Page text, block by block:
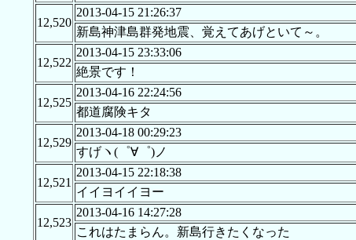
12,520
2013-04-15 21:26:37
新島神津島群発地震、覚えてあげといて～。
12,522
2013-04-15 23:33:06
絶景です！
12,525
2013-04-16 22:24:56
都道腐険キタ
12,529
2013-04-18 00:29:23
すげヽ(゜∀゜)ノ
12,521
2013-04-15 22:18:38
イイヨイイヨー
12,523
2013-04-16 14:27:28
これはたまらん。新島行きたくなった